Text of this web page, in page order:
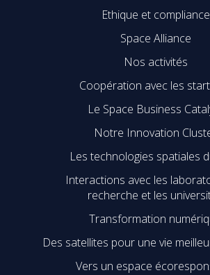
Ethique et compliance
Space Alliance
Nos activités
Coopération avec les
Le Space Business
Notre Innovation
Les technologies spatiales
Interactions avec les
recherche et les
Transformation
Des satellites pour une vie
Vers un espace